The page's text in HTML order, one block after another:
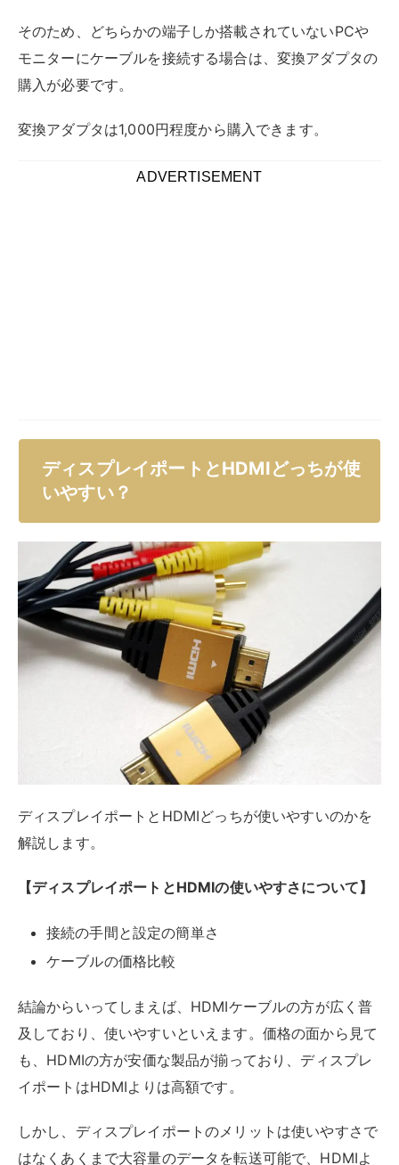
そのため、どちらかの端子しか搭載されていないPCや
モニターにケーブルを接続する場合は、変換アダプタの
購入が必要です。
変換アダプタは1,000円程度から購入できます。
ディスプレイポートとHDMIどっちが使いやすいのかを
解説します。
【ディスプレイポートとHDMIの使いやすさについて】
接続の手間と設定の簡単さ
ケーブルの価格比較
結論からいってしまえば、HDMIケーブルの方が広く普
及しており、使いやすいといえます。価格の面から見て
も、HDMIの方が安価な製品が揃っており、ディスプレ
イポートはHDMIよりは高額です。
しかし、ディスプレイポートのメリットは使いやすさで
はなくあくまで大容量のデータを転送可能で、HDMIよ
です。
スペックでは不足することがあるため、結果的にディス
プレイポートを選ぶことになる場合もあります。
重要なのは用途に応じてHDMIとディスプレイポートを
それぞれのメリットやデメリットを押さえたうえで、使
用するソフト・アプリケーションの推奨スペックを確認